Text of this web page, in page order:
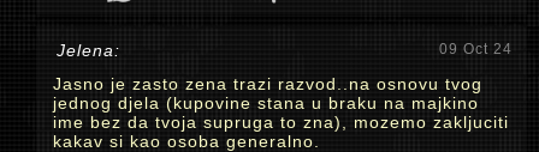
Jelena: 09 Oct 24
Jasno je zasto zena trazi razvod..na osnovu tvog
jednog djela (kupovine stana u braku na majkino
ime bez da tvoja supruga to zna), mozemo zakljuciti
kakav si kao osoba generalno.